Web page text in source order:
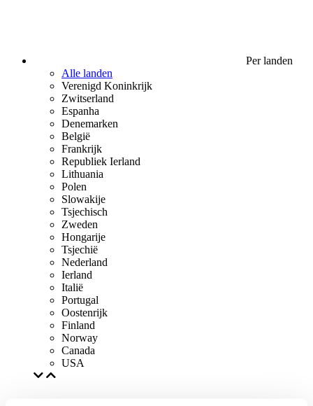
Per landen
Alle landen
Verenigd Koninkrijk
Zwitserland
Espanha
Denemarken
België
Frankrijk
Republiek Ierland
Lithuania
Polen
Slowakije
Tsjechisch
Zweden
Hongarije
Tsjechië
Nederland
Ierland
Italië
Portugal
Oostenrijk
Finland
Norway
Canada
USA